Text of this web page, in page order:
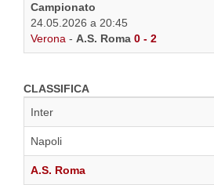
Campionato
24.05.2026 a 20:45
Verona - A.S. Roma 0 - 2
CLASSIFICA
Inter
Napoli
A.S. Roma